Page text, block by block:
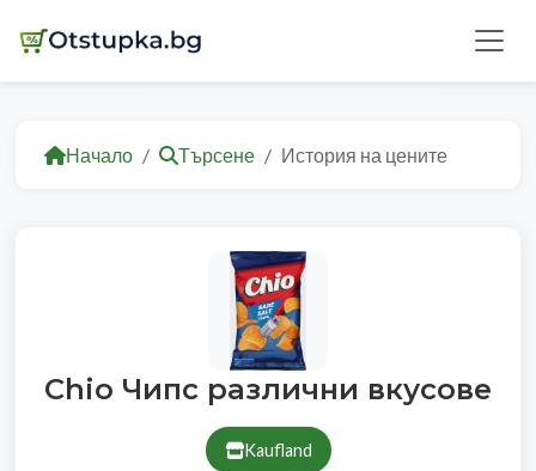
Начало Търсене История на цените
Chio Чипс различни вкусове
Kaufland